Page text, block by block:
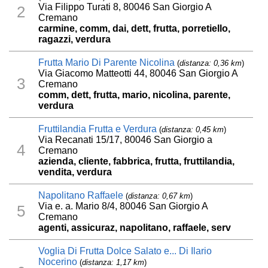
2
Via Filippo Turati 8, 80046 San Giorgio A
Cremano
carmine, comm, dai, dett, frutta, porretiello,
ragazzi, verdura
3
Frutta Mario Di Parente Nicolina (distanza: 0,36 km)
Via Giacomo Matteotti 44, 80046 San Giorgio A
Cremano
comm, dett, frutta, mario, nicolina, parente,
verdura
4
Fruttilandia Frutta e Verdura (distanza: 0,45 km)
Via Recanati 15/17, 80046 San Giorgio a
Cremano
azienda, cliente, fabbrica, frutta, fruttilandia,
vendita, verdura
5
Napolitano Raffaele (distanza: 0,67 km)
Via e. a. Mario 8/4, 80046 San Giorgio A
Cremano
agenti, assicuraz, napolitano, raffaele, serv
Voglia Di Frutta Dolce Salato e... Di Ilario
Nocerino (distanza: 1,17 km)